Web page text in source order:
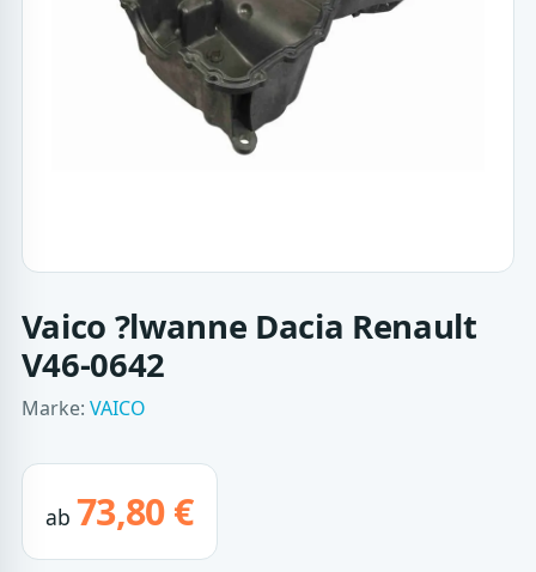
Vaico ?lwanne Dacia Renault
V46-0642
Marke: VAICO
ab 73,80 €